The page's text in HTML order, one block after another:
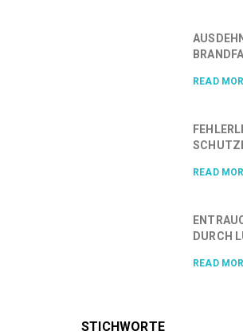
READ
READ
DURCH
READ
STICHWORTE